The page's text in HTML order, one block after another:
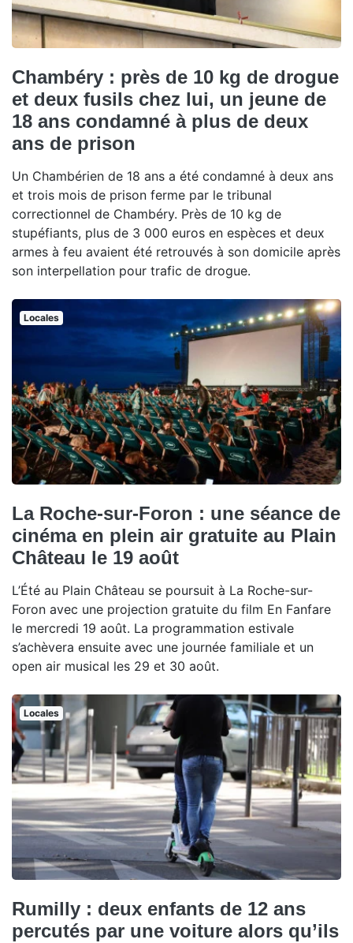
Chambéry : près de 10 kg de drogue
et deux fusils chez lui, un jeune de
18 ans condamné à plus de deux
ans de prison
Un Chambérien de 18 ans a été condamné à deux ans
et trois mois de prison ferme par le tribunal
correctionnel de Chambéry. Près de 10 kg de
stupéfiants, plus de 3 000 euros en espèces et deux
armes à feu avaient été retrouvés à son domicile après
son interpellation pour trafic de drogue.
Locales
La Roche-sur-Foron : une séance de
cinéma en plein air gratuite au Plain
Château le 19 août
L’Été au Plain Château se poursuit à La Roche-sur-
Foron avec une projection gratuite du film En Fanfare
le mercredi 19 août. La programmation estivale
s’achèvera ensuite avec une journée familiale et un
open air musical les 29 et 30 août.
Locales
Rumilly : deux enfants de 12 ans
percutés par une voiture alors qu’ils